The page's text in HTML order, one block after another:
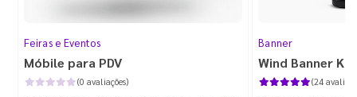
Feiras e Eventos
Móbile para PDV
(0 avaliações)
Banner
Wind Banner
(24